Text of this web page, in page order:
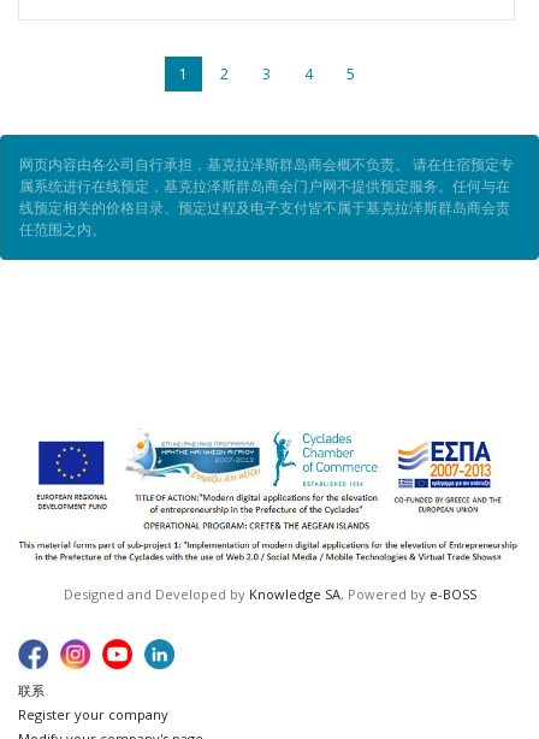
1 2 3 4 5
网页内容由各公司自行承担，基克拉泽斯群岛商会概不负责。 请在住宿预定专
属系统进行在线预定，基克拉泽斯群岛商会门户网不提供预定服务。任何与在
线预定相关的价格目录、预定过程及电子支付皆不属于基克拉泽斯群岛商会责
任范围之内。
Designed and Developed by Knowledge SA, Powered by e-BOSS
联系
Register your company